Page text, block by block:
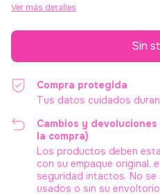
Ver más detalles
Compra protegida
Tus datos cuidados
Cambios y
la compra)
Los productos deben
con su empaque original,
seguridad intactos. No
usados o sin su